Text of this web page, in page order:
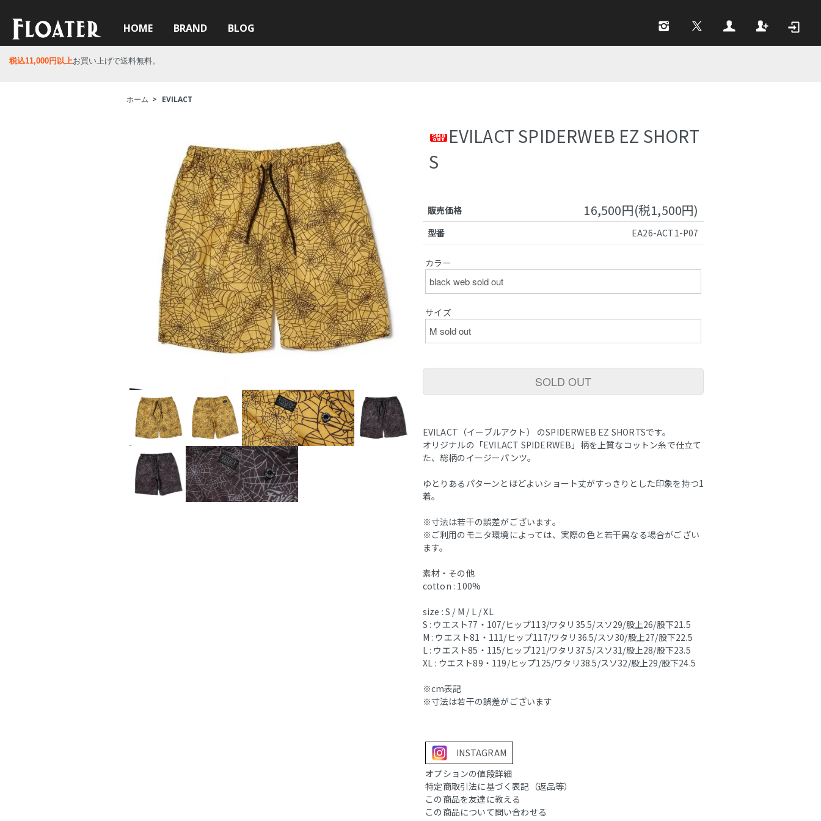
HOME BRAND BLOG
税込11,000円以上お買い上げで送料無料。
ホーム > EVILACT
EVILACT SPIDERWEB EZ SHORT
S
販売価格 16,500円(税1,500円)
型番 EA26-ACT1-P07
カラー
サイズ
SOLD OUT
EVILACT（イーブルアクト） のSPIDERWEB EZ SHORTSです。
オリジナルの「EVILACT SPIDERWEB」柄を上質なコットン糸で仕立て
た、総柄のイージーパンツ。
ゆとりあるパターンとほどよいショート丈がすっきりとした印象を持つ1
着。
※寸法は若干の誤差がございます。
※ご利用のモニタ環境によっては、実際の色と若干異なる場合がござい
ます。
素材・その他
cotton : 100%
size : S / M / L / XL
S : ウエスト77・107/ヒップ113/ワタリ35.5/スソ29/股上26/股下21.5
M : ウエスト81・111/ヒップ117/ワタリ36.5/スソ30/股上27/股下22.5
L : ウエスト85・115/ヒップ121/ワタリ37.5/スソ31/股上28/股下23.5
XL : ウエスト89・119/ヒップ125/ワタリ38.5/スソ32/股上29/股下24.5
※cm表記
※寸法は若干の誤差がございます
INSTAGRAM
オプションの値段詳細
特定商取引法に基づく表記（返品等）
この商品を友達に教える
この商品について問い合わせる